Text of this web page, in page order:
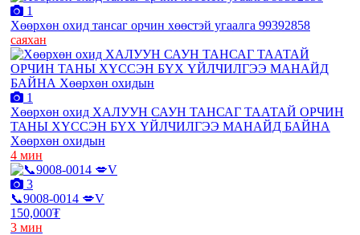
1
Хөөрхөн охид тансаг орчин хөөстэй угаалга 99392858
саяхан
1
Хөөрхөн охид ХАЛУУН САУН ТАНСАГ ТААТАЙ ОРЧИН
ТАНЫ ХҮССЭН БҮХ ҮЙЛЧИЛГЭЭ МАНАЙД БАЙНА
Хөөрхөн охидын
4 мин
3
📞9008-0014 💋V
150,000₮
3 мин